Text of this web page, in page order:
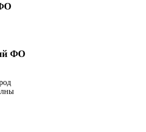
ФО